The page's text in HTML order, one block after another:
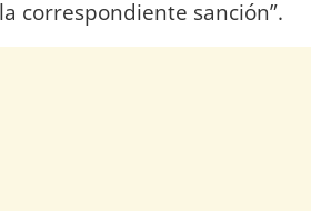
correspondiente sanción”.